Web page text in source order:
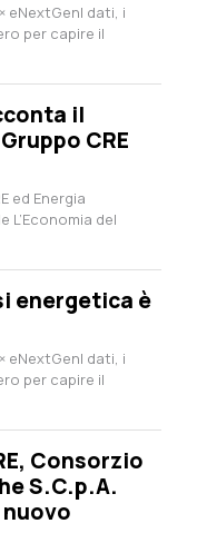
eNextGenI dati, i
per capire il
il
CRE
ed Energia
del
energetica è
eNextGenI dati, i
per capire il
Consorzio
S.C.p.A.